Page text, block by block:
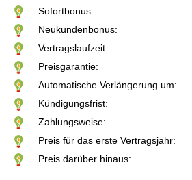
Sofortbonus:
Neukundenbonus:
Vertragslaufzeit:
Preisgarantie:
Automatische Verlängerung um:
Kündigungsfrist:
Zahlungsweise:
Preis für das erste Vertragsjahr:
Preis darüber hinaus: